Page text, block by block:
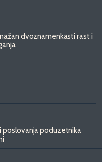
dvoznamenkasti rast i
poslovanja poduzetnika